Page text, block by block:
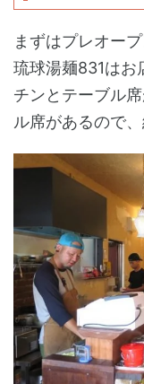
まずはプレオープ
琉球湯麺831はお
チンとテーブル
ル席があるので